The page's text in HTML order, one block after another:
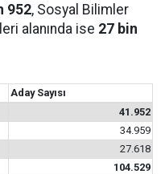
952, Sosyal Bilimler
alanında ise 27 bin
Aday Sayısı
41.952
34.959
27.618
104.529